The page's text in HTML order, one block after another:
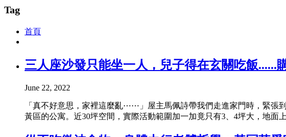
Tag
首頁
三人座沙發只能坐一人，兒子得在玄關吃飯......
June 22, 2022
「真不好意思，家裡這麼亂⋯⋯」屋主馬佩詩帶我們走進家門時，緊張
黃區的公寓。近30坪空間，實際活動範圍加一加竟只有3、4坪大，地